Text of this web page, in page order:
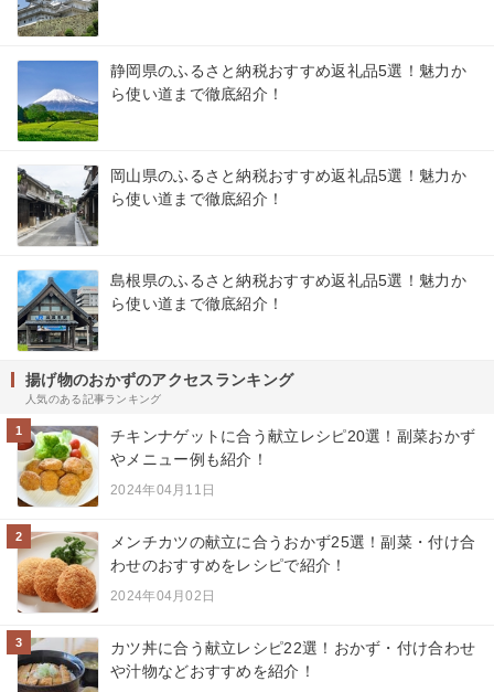
静岡県のふるさと納税おすすめ返礼品5選！魅力か
ら使い道まで徹底紹介！
岡山県のふるさと納税おすすめ返礼品5選！魅力か
ら使い道まで徹底紹介！
島根県のふるさと納税おすすめ返礼品5選！魅力か
ら使い道まで徹底紹介！
揚げ物のおかずのアクセスランキング
人気のある記事ランキング
1
チキンナゲットに合う献立レシピ20選！副菜おかず
やメニュー例も紹介！
2024年04月11日
2
メンチカツの献立に合うおかず25選！副菜・付け合
わせのおすすめをレシピで紹介！
2024年04月02日
3
カツ丼に合う献立レシピ22選！おかず・付け合わせ
や汁物などおすすめを紹介！